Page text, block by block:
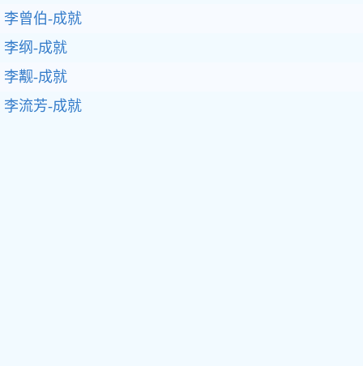
李曾伯-成就
李纲-成就
李觏-成就
李流芳-成就